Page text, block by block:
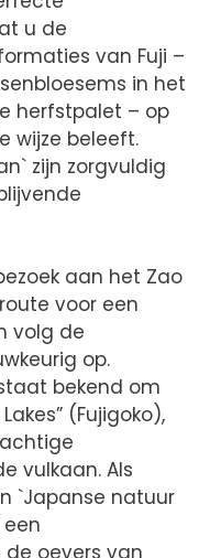
u de
van Fuji –
in het
herfstpalet – op
wijze beleeft.
zijn zorgvuldig
aan het Zao
voor een
volg de
op.
bekend om
(Fujigoko),
vulkaan. Als
`Japanse natuur
oevers van